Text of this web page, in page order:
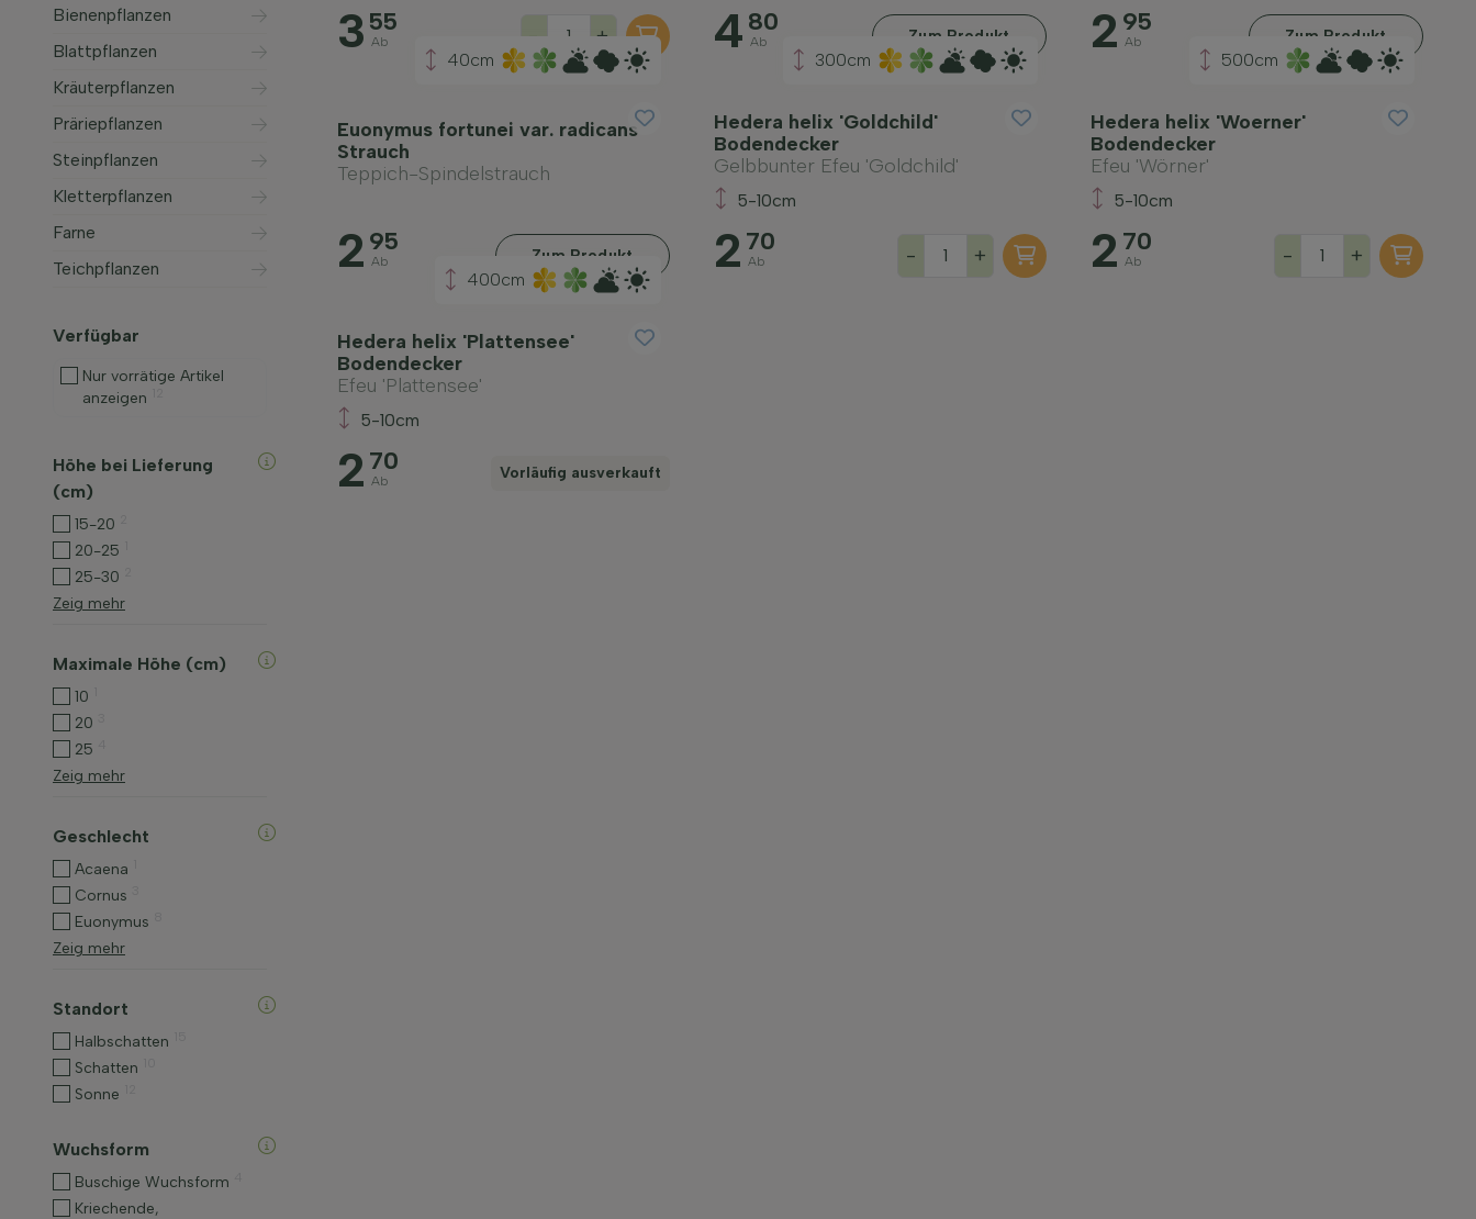
Bienenpflanzen
Blattpflanzen
Kräuterpflanzen
Präriepflanzen
Steinpflanzen
Kletterpflanzen
Farne
Teichpflanzen
Verfügbar
Nur vorrätige Artikel
anzeigen
Höhe bei Lieferung
(cm)
15-20
20-25
25-30
Zeig mehr
Maximale Höhe (cm)
10
20
25
Zeig mehr
Geschlecht
Acaena
Cornus
Euonymus
Zeig mehr
Standort
Halbschatten
Schatten
Sonne
Wuchsform
Buschige Wuchsform
Kriechende,
3 55
Ab - + 4 80
Ab Zum Produkt 2 95
Ab Zum Produkt
40cm
Euonymus fortunei var. radicans
Strauch
Teppich-Spindelstrauch
2 95
Ab Zum Produkt
300cm
Hedera helix 'Goldchild'
Bodendecker
Gelbbunter Efeu 'Goldchild'
5-10cm
2 70
Ab - +
500cm
Hedera helix 'Woerner'
Bodendecker
Efeu 'Wörner'
5-10cm
2 70
Ab - +
400cm
Hedera helix 'Plattensee'
Bodendecker
Efeu 'Plattensee'
5-10cm
2 70
Ab Vorläufig ausverkauft